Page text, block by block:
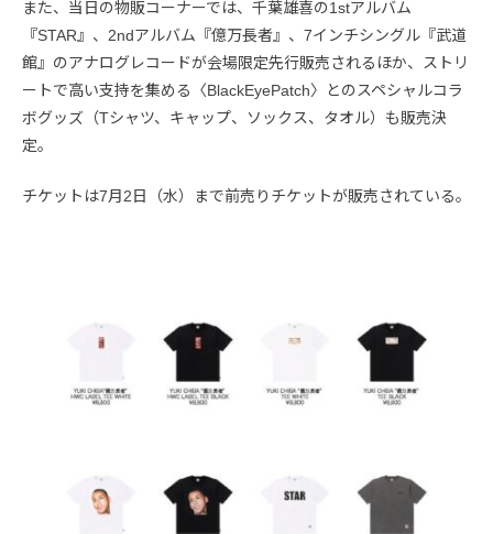
また、当日の物販コーナーでは、千葉雄喜の1stアルバム
『STAR』、2ndアルバム『億万長者』、7インチシングル『武道
館』のアナログレコードが会場限定先行販売されるほか、ストリ
ートで高い支持を集める〈BlackEyePatch〉とのスペシャルコラ
ボグッズ（Tシャツ、キャップ、ソックス、タオル）も販売決
定。
チケットは7月2日（水）まで前売りチケットが販売されている。